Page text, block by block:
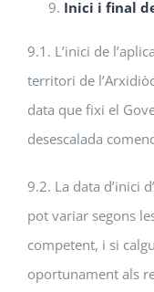
Inici i final
9.1. L’inici de
territori de
data que fixi el
desescalada
9.2. La data d’inici
pot variar segons
competent, i si
oportunament als